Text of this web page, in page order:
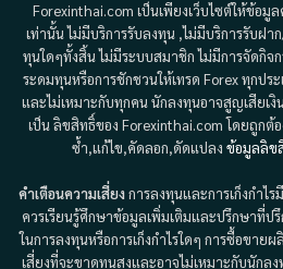
Forexinthai.com เป็นเพียงเว็บไซต์ให้ข้อมู
เท่านั้น ไม่มีบริการรับลงทุน ,ไม่มีบริการรับฝ
ทุนใดๆทั้งสิ้น ไม่มีระบบสมาชิก ไม่มีการจัดกิจ
ระดมทุนหรือการชักชวนให้เทรด Forex ทุกปร
และไม่เหมาะกับทุกคน นักลงทุนอาจสูญเสียเ
เป็น ลิขสิทธิ์ของ Forexinthai.com โดยถูก
ซ้ำ,แก้ไข,คัดลอก,ดัดแปลง ข้อมูลลิข
คำเตือนความเสี่ยงการลงทุนและการเก็งกำไ
ควรเรียนรู้ศึกษาข้อมูลเพิ่มเติมและปรึกษาที่ป
ในการลงทุนหรือการเก็งกำไรใดๆ การซื้อขาย
เสี่ยงที่จะขาดทุนสูงและอาจไม่เหมาะกับนัก